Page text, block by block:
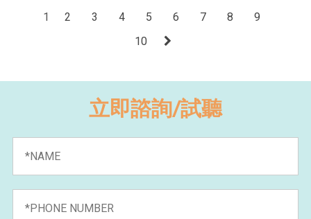
1 2 3 4 5 6 7 8
9
10
立即諮詢/試聽